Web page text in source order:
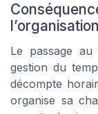
Le passage
gestion du
décompte
organise sa